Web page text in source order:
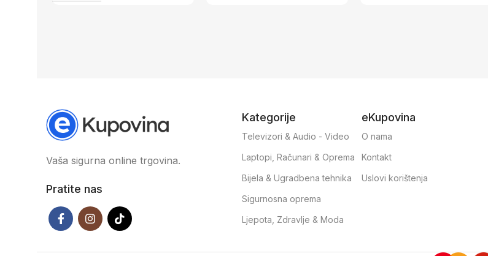
Vaša sigurna online trgovina.
Pratite nas
Kategorije
Televizori & Audio - Video
Laptopi, Računari & Oprema
Bijela & Ugradbena tehnika
Sigurnosna oprema
Ljepota, Zdravlje & Moda
eKupovina
O nama
Kontakt
Uslovi korištenja